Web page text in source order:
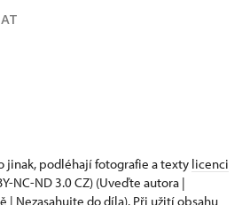
jinak, podléhají fotografie a texty licenci
NC-ND 3.0 CZ) (Uveďte autora |
| Nezasahujte do díla). Při užití obsahu